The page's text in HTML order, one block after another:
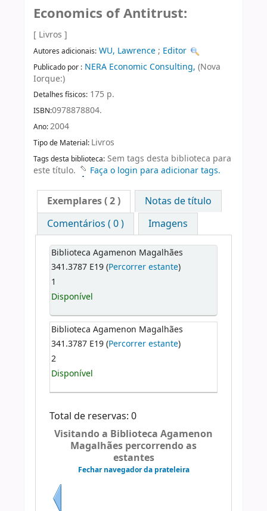
Economics of Antitrust:
[ Livros ]
Autores adicionais: WU, Lawrence; Editor
Publicado por : NERA Economic Consulting, (Nova
Iorque:)
Detalhes físicos: 175 p.
ISBN:0978878804.
Ano:2004
Tipo de Material: Livros
Tags desta biblioteca: Sem tags desta biblioteca para
este título.
Faça o login para adicionar tags.
Exemplares( 2 )
Notas de título
Comentários ( 0 )
Imagens
Biblioteca Agamenon Magalhães
341.3787 E19 (Percorrer estante)
1
Disponível
Biblioteca Agamenon Magalhães
341.3787 E19 (Percorrer estante)
2
Disponível
Total de reservas: 0
Visitando a Biblioteca Agamenon
Magalhães percorrendo as
estantes
Fechar navegador da prateleira